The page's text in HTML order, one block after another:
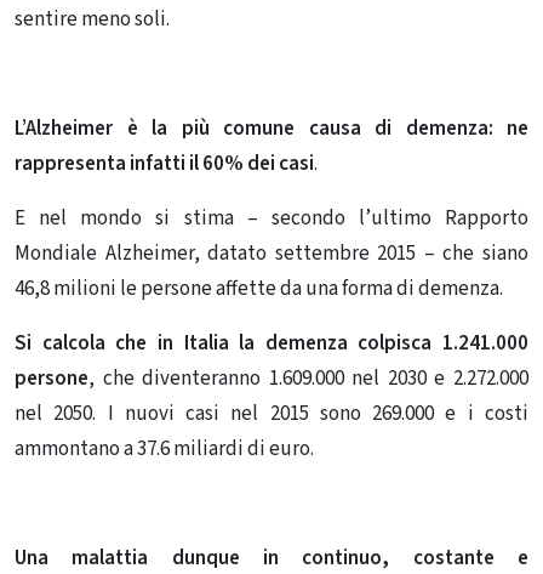
sentire meno soli.
L’Alzheimer è la più comune causa di demenza: ne
rappresenta infatti il 60% dei casi.
E nel mondo si stima – secondo l’ultimo Rapporto
Mondiale Alzheimer, datato settembre 2015 – che siano
46,8 milioni le persone affette da una forma di demenza.
Si calcola che in Italia la demenza colpisca 1.241.000
persone, che diventeranno 1.609.000 nel 2030 e 2.272.000
nel 2050. I nuovi casi nel 2015 sono 269.000 e i costi
ammontano a 37.6 miliardi di euro.
Una malattia dunque in continuo, costante e